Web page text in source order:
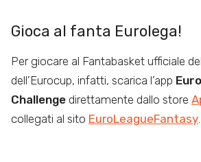
Gioca al fanta Eurolega!
Per giocare al Fantabasket ufficiale
dell’Eurocup, infatti, scarica l’app
Challenge direttamente dallo store
collegati al sito EuroLeagueFantasy